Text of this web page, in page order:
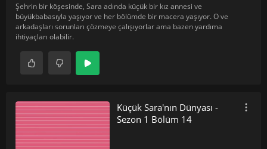
Şehrin bir köşesinde, Sara adında küçük bir kız annesi ve
büyükbabasıyla yaşıyor ve her bölümde bir macera yaşıyor. O ve
arkadaşları sorunları çözmeye çalışıyorlar ama bazen yardıma
ihtiyaçları olabilir.
Küçük Sara'nın Dünyası -
Sezon 1 Bölüm 14